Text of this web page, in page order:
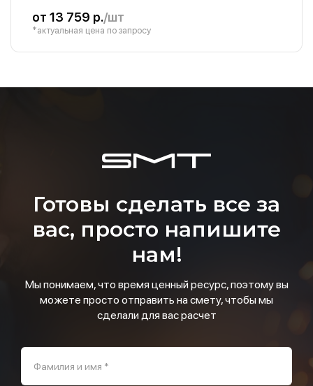
от 13 759 р./шт
*актуальная цена по запросу
Готовы сделать все за
вас, просто напишите
нам!
Мы понимаем, что время ценный ресурс, поэтому вы
можете просто отправить на смету, чтобы мы
сделали для вас расчет
Фамилия и имя *